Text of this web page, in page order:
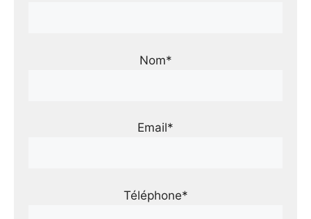
Nom*
Email*
Téléphone*